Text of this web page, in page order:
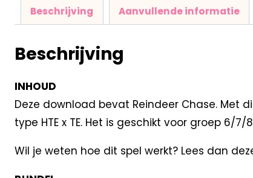
Beschrijving Aanvullende informatie
Beschrijving
INHOUD
Deze download bevat Reindeer Chase.
type HTE x TE. Het is geschikt voor groep 6/7/
Wil je weten hoe dit spel werkt? Lees dan